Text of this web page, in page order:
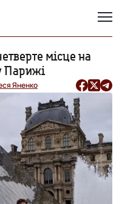
місце на
Парижі
Яненко